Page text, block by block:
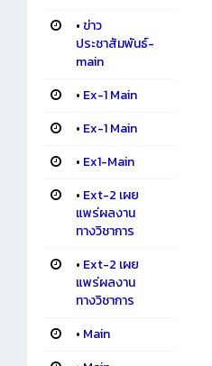
• ข่าว
ประชาสัมพันธ์-
main
• Ex-1 Main
• Ex-1 Main
• Ex1-Main
• Ext-2 เผย
แพร่ผลงาน
ทางวิชาการ
• Ext-2 เผย
แพร่ผลงาน
ทางวิชาการ
• Main